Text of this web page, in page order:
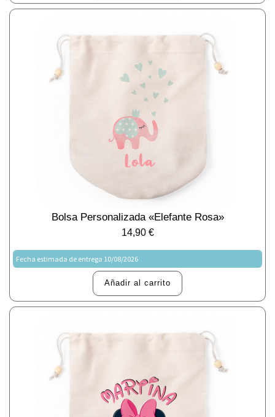
Bolsa Personalizada «Elefante Rosa»
14,90 €
Fecha estimada de entrega 10/08/2026
Añadir al carrito